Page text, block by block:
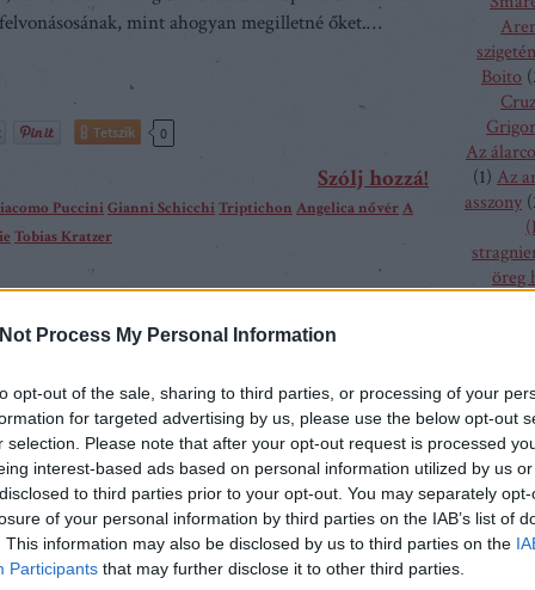
Process My Personal Information
opt-out of the sale, sharing to third parties, or processing of your
for targeted advertising by us, please use the below opt-out
selection. Please note that after your opt-out request is processed
interest-based ads based on personal information utilized by us
to third parties prior to your opt-out. You may separately
of your personal information by third parties on the IAB’s list of
This information may also be disclosed by us to third parties on the
Participants that may further disclose it to other third parties.
mint ahogyan megilletné őket.…
Tetszik 0
Szólj hozzá!
Puccini Gianni SchicchiTriptichon Angelica nővérA
Tobias Kratzer
háromszor járt Budapesten, utolsó alkalommal
A Nyugat lánya magyarországi bemutatóján.
elgondolkodni azon érdekes kérdésen, hogyan
hosszabb távon. A válasz mégis igen
vasúton. S miután a vonatok jóval…
szigetén
Boito (
Cruz
Az
(1) Az
asszony (
öreg
fából
A